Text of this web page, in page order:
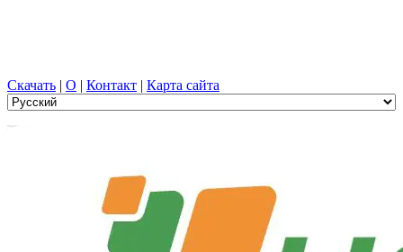
Скачать | О | Контакт | Карта сайта